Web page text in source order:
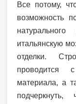
Все потому,
возможность
итальянскую
отделки.
проводится
материала, а